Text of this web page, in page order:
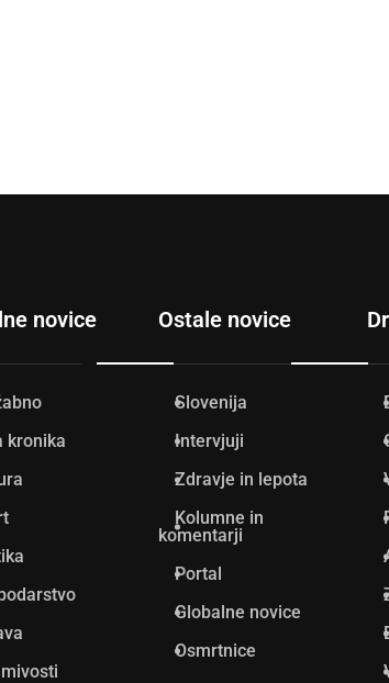
novice
kronika
Ostale novice
Slovenija
Intervjuji
Zdravje in lepota
Kolumne in
komentarji
Portal
Globalne novice
Osmrtnice